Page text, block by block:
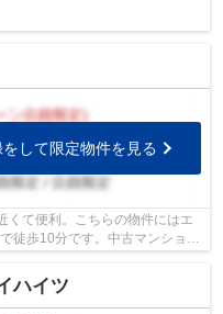
して限定物件を見る
くて便利。こちらの物件にはエ
徒歩10分です。中古マンション
ハイツ